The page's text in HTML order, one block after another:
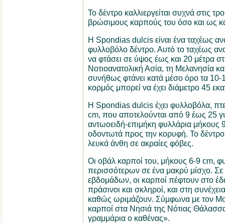
Το δέντρο καλλιεργείται συχνά στις
βρώσιμους καρπούς του όσο και ως
Η Spondias dulcis είναι ένα ταχέως
φυλλοβόλο δέντρο. Αυτό το ταχέως
να φτάσει σε ύψος έως και 20 μέτρα
Νοτιοανατολική Ασία, τη Μελανησία
συνήθως φτάνει κατά μέσο όρο τα 10-
κορμός μπορεί να έχει διάμετρο 45
Η Spondias dulcis έχει φυλλοβόλα,
cm, που αποτελούνται από 9 έως 25
αντωοειδή-επιμήκη φυλλάρια μήκους
οδοντωτά προς την κορυφή. Το δέντρο
λευκά άνθη σε ακραίες φόβες.
Οι οβάλ καρποί του, μήκους 6-9 cm,
περισσότερων σε ένα μακρύ μίσχο.
εβδομάδων, οι καρποί πέφτουν στο
πράσινοι και σκληροί, και στη
καθώς ωριμάζουν. Σύμφωνα με τον
καρποί στα Νησιά της Νότιας
γραμμάρια ο καθένας».